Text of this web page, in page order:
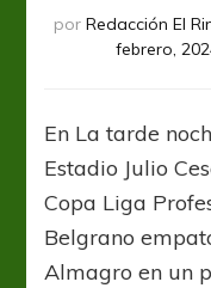
por Redacción El
febrero,
En La tarde
Estadio Julio
Copa Liga
Belgrano
Almagro en un